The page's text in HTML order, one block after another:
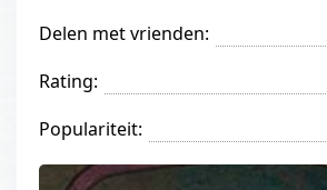
Delen met vrienden:
Rating:
Populariteit: